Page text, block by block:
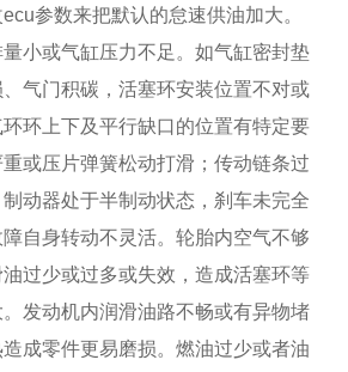
参数来把默认的怠速供油加大。
小或气缸压力不足。如气缸密封垫
气门积碳，活塞环安装位置不对或
环上下及平行缺口的位置有特定要
或压片弹簧松动打滑；传动链条过
动器处于半制动状态，刹车未完全
自身转动不灵活。轮胎内空气不够
过少或过多或失效，造成活塞环等
发动机内润滑油路不畅或有异物堵
成零件更易磨损。燃油过少或者油